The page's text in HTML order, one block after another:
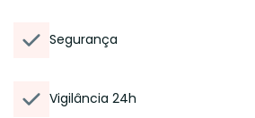
Segurança
Vigilância 24h